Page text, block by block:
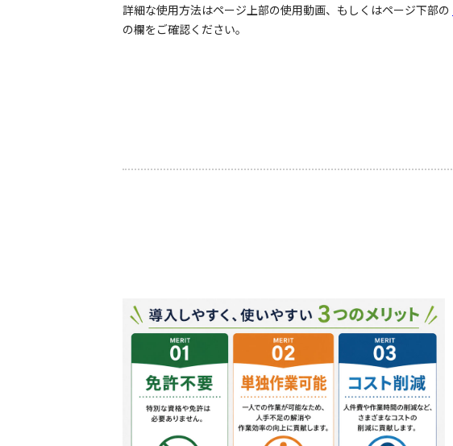
詳細な使用方法はページ上部の使用動画、もしくはページ下部の
の欄をご確認ください。